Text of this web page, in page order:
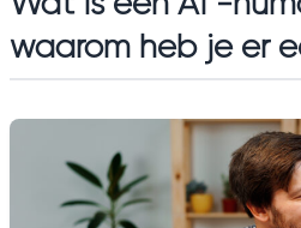
waarom heb je er